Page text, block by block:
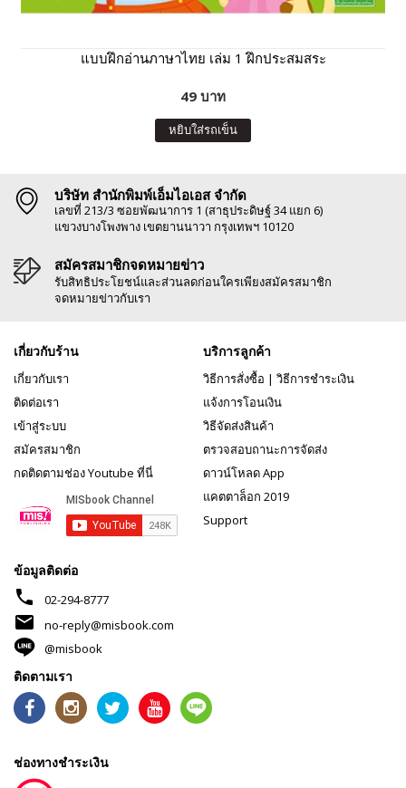
แบบฝึกอ่านภาษาไทย เล่ม 1 ฝึกประสมสระ
49 บาท
หยิบใส่รถเข็น
บริษัท สำนักพิมพ์เอ็มไอเอส จำกัด
เลขที่ 213/3 ซอยพัฒนาการ 1 (สาธุประดิษฐ์ 34 แยก 6)
แขวงบางโพงพาง เขตยานนาวา กรุงเทพฯ 10120
สมัครสมาชิกจดหมายข่าว
รับสิทธิประโยชน์และส่วนลดก่อนใครเพียงสมัครสมาชิก
จดหมายข่าวกับเรา
เกี่ยวกับร้าน
เกี่ยวกับเรา
ติดต่อเรา
เข้าสู่ระบบ
สมัครสมาชิก
กดติดตามช่อง Youtube ที่นี่
บริการลูกค้า
วิธีการสั่งซื้อ | วิธีการชำระเงิน
แจ้งการโอนเงิน
วิธีจัดส่งสินค้า
ตรวจสอบถานะการจัดส่ง
ดาวน์โหลด App
แคตตาล็อก 2019
Support
ข้อมูลติดต่อ
phone 02-294-8777
mail
no-reply@misbook.com
@misbook
ติดตามเรา
ช่องทางชำระเงิน